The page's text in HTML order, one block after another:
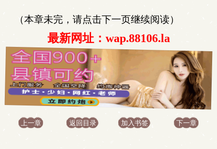
（本章未完，请点击下一页继续阅读）
最新网址：wap.88106.la
上一章 返回目录 加入书签 下一章